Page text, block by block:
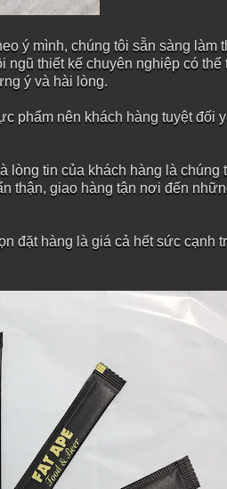
ý mình, chúng tôi sẵn sàng làm
thiết kế chuyên nghiệp có thể
ý và hài lòng.
phẩm nên khách hàng tuyệt đối
lòng tin của khách hàng là chúng
thận, giao hàng tận nơi đến
đặt hàng là giá cả hết sức cạnh